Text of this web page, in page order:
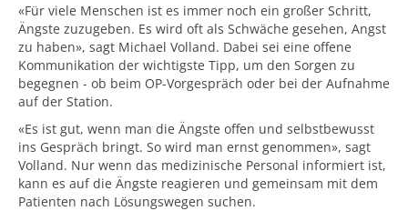
«Für viele Menschen ist es immer noch ein großer Schritt,
Ängste zuzugeben. Es wird oft als Schwäche gesehen, Angst
zu haben», sagt Michael Volland. Dabei sei eine offene
Kommunikation der wichtigste Tipp, um den Sorgen zu
begegnen - ob beim OP-Vorgespräch oder bei der Aufnahme
auf der Station.
«Es ist gut, wenn man die Ängste offen und selbstbewusst
ins Gespräch bringt. So wird man ernst genommen», sagt
Volland. Nur wenn das medizinische Personal informiert ist,
kann es auf die Ängste reagieren und gemeinsam mit dem
Patienten nach Lösungswegen suchen.